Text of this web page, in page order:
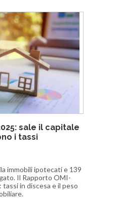
sale il capitale
i tassi
immobili ipotecati e 139
Il Rapporto OMI-
in discesa e il peso